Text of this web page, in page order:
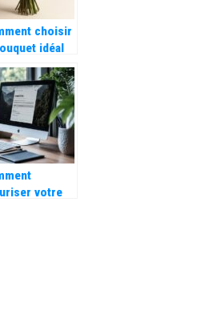
choisir
idéal
la Saint-
?
votre